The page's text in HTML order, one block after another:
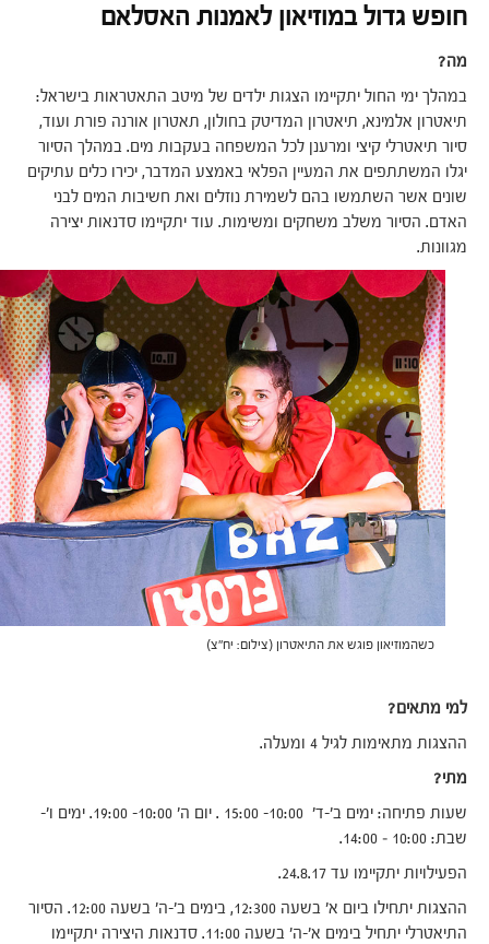
חופש גדול במוזיאון לאמנות האסלאם
מה?
במהלך ימי החול יתקיימו הצגות ילדים של מיטב התאטראות בישראל:
תיאטרון אלמינא, תיאטרון המדיטק בחולון, תאטרון אורנה פורת ועוד,
סיור תיאטרלי קיצי ומרענן לכל המשפחה בעקבות מים. במהלך הסיור
יגלו המשתתפים את המעיין הפלאי באמצע המדבר, יכירו כלים עתיקים
שונים אשר השתמשו בהם לשמירת נוזלים ואת חשיבות המים לבני
האדם. הסיור משלב משחקים ומשימות. עוד יתקיימו סדנאות יצירה
מגוונות.
כשהמוזיאון פוגש את התיאטרון (צילום: יח"צ)
למי מתאים?
ההצגות מתאימות לגיל 4 ומעלה.
מתי?
שעות פתיחה: ימים ב'-ד' 10:00- 15:00 . יום ה' 10:00- 19:00. ימים ו'-
שבת: 10:00 – 14:00.
הפעילויות יתקיימו עד 24.8.17.
ההצגות יתחילו ביום א' בשעה 12:300, בימים ב'-ה' בשעה 12:00. הסיור
התיאטרלי יתחיל בימים א'-ה' בשעה 11:00. סדנאות היצירה יתקיימו